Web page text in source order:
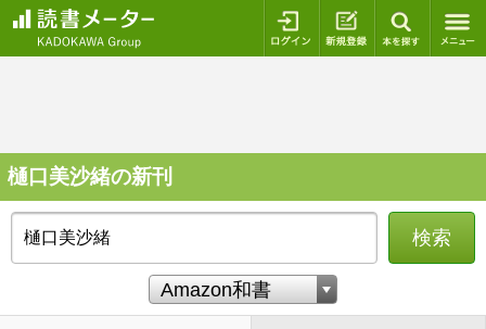
ログイン 新規登録
樋口美沙緒の新刊
検索